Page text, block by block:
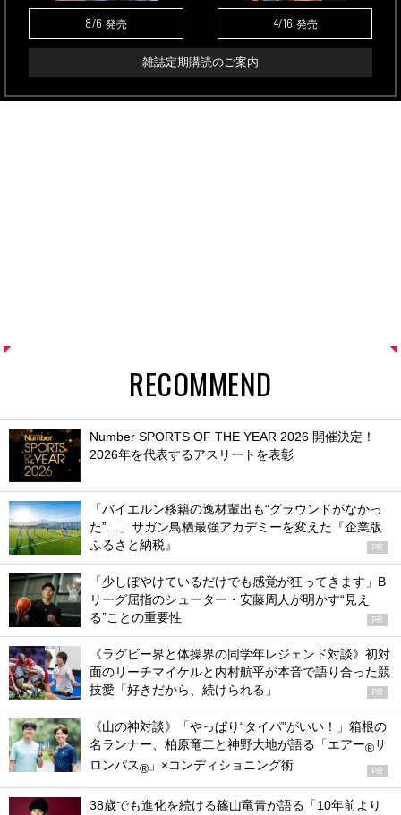
8/6 発売 4/16 発売
雑誌定期購読のご案内
RECOMMEND
Number SPORTS OF THE YEAR 2026 開催決定！
2026年を代表するアスリートを表彰
「バイエルン移籍の逸材輩出も“グラウンドがなかっ
た”…」サガン鳥栖最強アカデミーを変えた『企業版
ふるさと納税』
PR
「少しぼやけているだけでも感覚が狂ってきます」B
リーグ屈指のシューター・安藤周人が明かす“見え
る”ことの重要性
PR
《ラグビー界と体操界の同学年レジェンド対談》初対
面のリーチマイケルと内村航平が本音で語り合った競
技愛「好きだから、続けられる」
PR
《山の神対談》「やっぱり“タイパ”がいい！」箱根の
名ランナー、柏原竜二と神野大地が語る「エアー®サ
ロンパス® 」×コンディショニング術 PR
38歳でも進化を続ける篠山竜青が語る「10年前より